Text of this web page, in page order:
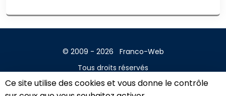
Ce site utilise des cookies et vous donne le contrôle
© 2009 - 2026
Franco-Web
Tous droits réservés
Contact